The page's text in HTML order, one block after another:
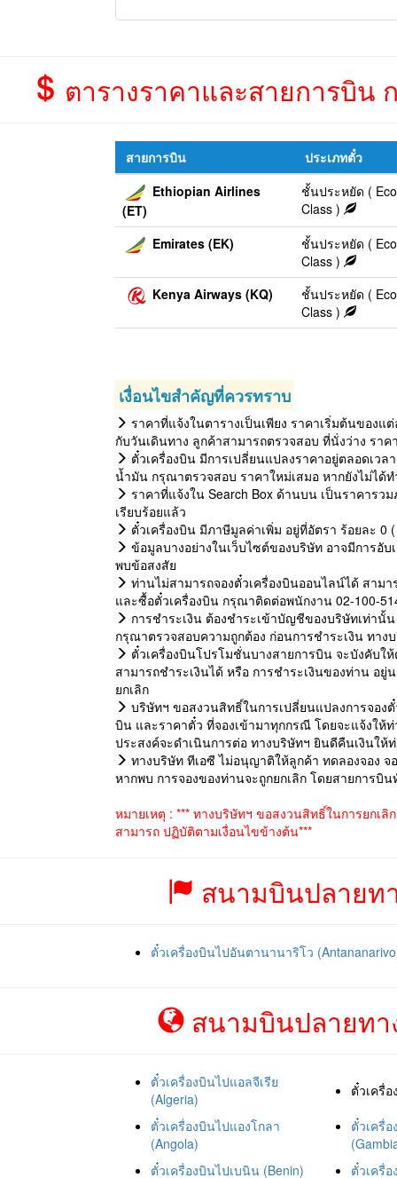
ตารางราคาและสายการบิน
สายการบิน
ประเภทตั๋ว
Ethiopian Airlines
(ET)
ชั้นประหยัด (
Class )
Emirates (EK)
ชั้นประหยัด (
Class )
Kenya Airways (KQ)
ชั้นประหยัด (
Class )
เงื่อนไขสำคัญที่ควรทราบ
ราคาที่แจ้งในตารางเป็นเพียง ราคาเริ่มต้นของ
กับวันเดินทาง ลูกค้าสามารถตรวจสอบ ที่นั่งว่าง รา
ตั๋วเครื่องบิน มีการเปลี่ยนแปลงราคาอยู่ตลอดเว
น้ำมัน กรุณาตรวจสอบ ราคาใหม่เสมอ หากยังไม่ได้
ราคาที่แจ้งใน Search Box ด้านบน เป็นราคาร
เรียบร้อยแล้ว
ตั๋วเครื่องบิน มีภาษีมูลค่าเพิ่ม อยู่ที่อัตรา ร้อยละ 0
ข้อมูลบางอย่างในเว็บไซต์ของบริษัท อาจมีการอั
พบข้อสงสัย
ท่านไม่สามารถจองตั๋วเครื่องบินออนไลน์ได้ สาม
และซื้อตั๋วเครื่องบิน กรุณาติดต่อพนักงาน 02-100-
การชำระเงิน ต้องชำระเข้าบัญชีของบริษัทเท่า
กรุณาตรวจสอบความถูกต้อง ก่อนการชำระเงิน ทา
ตั๋วเครื่องบินโปรโมชั่นบางสายการบิน จะบังคับใ
สามารถชำระเงินได้ หรือ การชำระเงินของท่าน อ
ยกเลิก
บริษัทฯ ขอสงวนสิทธิ์ในการเปลี่ยนแปลงการจอง
บิน และราคาตั๋ว ที่จองเข้ามาทุกกรณี โดยจะแจ้งให้
ประสงค์จะดำเนินการต่อ ทางบริษัทฯ ยินดีคืนเงินให้
ทางบริษัท ทีเอซี ไม่อนุญาติให้ลูกค้า ทดลองจอง
หากพบ การจองของท่านจะถูกยกเลิก โดยสายการ
หมายเหตุ : *** ทางบริษัทฯ ขอสงวนสิทธิ์ในการยกเ
สามารถ ปฏิบัติตามเงื่อนไขข้างต้น***
สนามบินปลายท
ตั๋วเครื่องบินไปอันตานานาริโว
สนามบินปลายทา
ตั๋วเครื่องบินไปแอลจีเรีย
(Algeria)
ตั๋วเครื่
ตั๋วเครื่องบินไปแองโกลา
(Angola)
ตั๋วเครื่
ตั๋วเครื่องบินไปเบนิน (Benin)
ตั๋วเครื่